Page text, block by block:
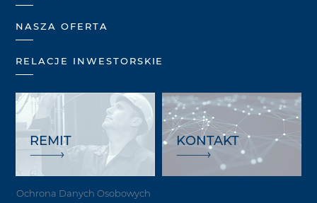
NASZA OFERTA
RELACJE INWESTORSKIE
REMIT KONTAKT
Ochrona Danych Osobowych